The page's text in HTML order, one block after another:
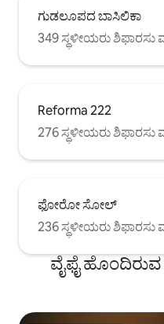
ಗುಡಲೂಪದ ಬಾಸಿಲಿಕಾ
349 ಸ್ಥಳೀಯರು ಶಿಫಾರಸು
Reforma 222
276 ಸ್ಥಳೀಯರು ಶಿಫಾರಸು
ಫೋರೋ ಸೋಲ್
236 ಸ್ಥಳೀಯರು ಶಿಫಾರಸು
ವೈಫೈ